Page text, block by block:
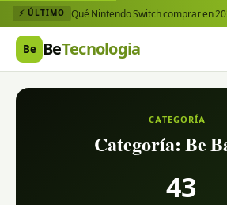
⚡ ÚLTIMO
Be BeTecnologia
CATEGORÍA
Categoría: Be
43